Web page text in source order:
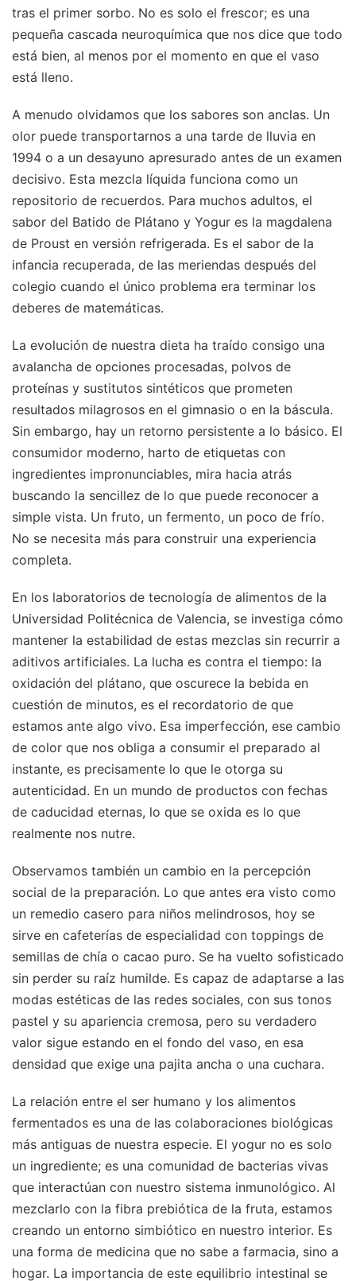
tras el primer sorbo. No es solo el frescor; es una
pequeña cascada neuroquímica que nos dice que todo
está bien, al menos por el momento en que el vaso
está lleno.
A menudo olvidamos que los sabores son anclas. Un
olor puede transportarnos a una tarde de lluvia en
1994 o a un desayuno apresurado antes de un examen
decisivo. Esta mezcla líquida funciona como un
repositorio de recuerdos. Para muchos adultos, el
sabor del Batido de Plátano y Yogur es la magdalena
de Proust en versión refrigerada. Es el sabor de la
infancia recuperada, de las meriendas después del
colegio cuando el único problema era terminar los
deberes de matemáticas.
La evolución de nuestra dieta ha traído consigo una
avalancha de opciones procesadas, polvos de
proteínas y sustitutos sintéticos que prometen
resultados milagrosos en el gimnasio o en la báscula.
Sin embargo, hay un retorno persistente a lo básico. El
consumidor moderno, harto de etiquetas con
ingredientes impronunciables, mira hacia atrás
buscando la sencillez de lo que puede reconocer a
simple vista. Un fruto, un fermento, un poco de frío.
No se necesita más para construir una experiencia
completa.
En los laboratorios de tecnología de alimentos de la
Universidad Politécnica de Valencia, se investiga cómo
mantener la estabilidad de estas mezclas sin recurrir a
aditivos artificiales. La lucha es contra el tiempo: la
oxidación del plátano, que oscurece la bebida en
cuestión de minutos, es el recordatorio de que
estamos ante algo vivo. Esa imperfección, ese cambio
de color que nos obliga a consumir el preparado al
instante, es precisamente lo que le otorga su
autenticidad. En un mundo de productos con fechas
de caducidad eternas, lo que se oxida es lo que
realmente nos nutre.
Observamos también un cambio en la percepción
social de la preparación. Lo que antes era visto como
un remedio casero para niños melindrosos, hoy se
sirve en cafeterías de especialidad con toppings de
semillas de chía o cacao puro. Se ha vuelto sofisticado
sin perder su raíz humilde. Es capaz de adaptarse a las
modas estéticas de las redes sociales, con sus tonos
pastel y su apariencia cremosa, pero su verdadero
valor sigue estando en el fondo del vaso, en esa
densidad que exige una pajita ancha o una cuchara.
La relación entre el ser humano y los alimentos
fermentados es una de las colaboraciones biológicas
más antiguas de nuestra especie. El yogur no es solo
un ingrediente; es una comunidad de bacterias vivas
que interactúan con nuestro sistema inmunológico. Al
mezclarlo con la fibra prebiótica de la fruta, estamos
creando un entorno simbiótico en nuestro interior. Es
una forma de medicina que no sabe a farmacia, sino a
hogar. La importancia de este equilibrio intestinal se